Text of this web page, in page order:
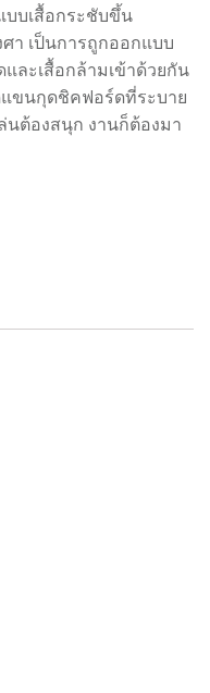
บบเสื้อกระชับขึ้น
า เป็นการถูกออกแบบ
ละเสื้อกล้ามเข้าด้วยกัน
แขนกุดชิคฟอร์ดที่ระบาย
ต้องสนุก งานก็ต้องมา